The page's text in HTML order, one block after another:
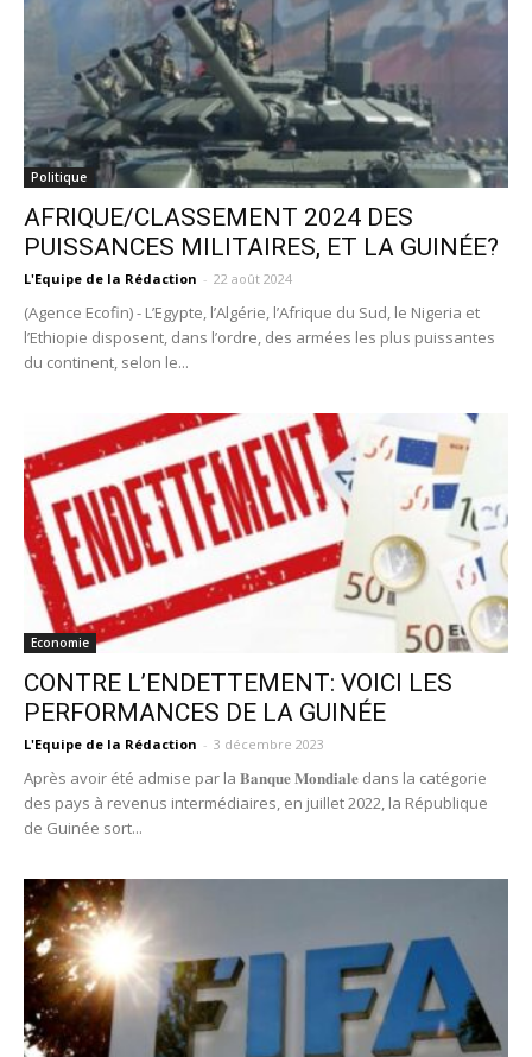
Politique
AFRIQUE/CLASSEMENT 2024 DES
PUISSANCES MILITAIRES, ET LA GUINÉE?
L'Equipe de la Rédaction - 22 août 2024
(Agence Ecofin) - L’Egypte, l’Algérie, l’Afrique du Sud, le Nigeria et
l’Ethiopie disposent, dans l’ordre, des armées les plus puissantes
du continent, selon le...
Economie
CONTRE L’ENDETTEMENT: VOICI LES
PERFORMANCES DE LA GUINÉE
L'Equipe de la Rédaction - 3 décembre 2023
Après avoir été admise par la 𝐁𝐚𝐧𝐪𝐮𝐞 𝐌𝐨𝐧𝐝𝐢𝐚𝐥𝐞 dans la catégorie
des pays à revenus intermédiaires, en juillet 2022, la République
de Guinée sort...